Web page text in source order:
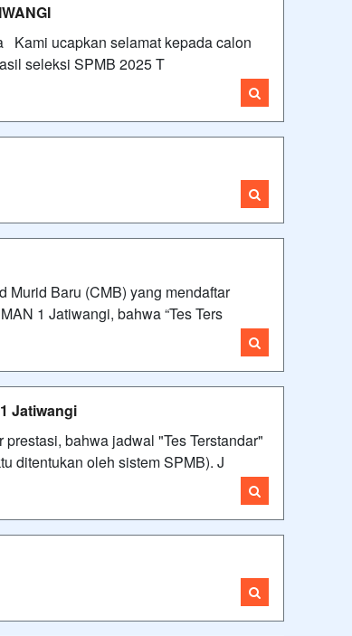
Kami ucapkan selamat kepada calon
seleksi SPMB 2025 T
Murid Baru (CMB) yang mendaftar
1 Jatiwangi, bahwa “Tes Ters
Jatiwangi
bahwa jadwal "Tes Terstandar"
ditentukan oleh sistem SPMB). J